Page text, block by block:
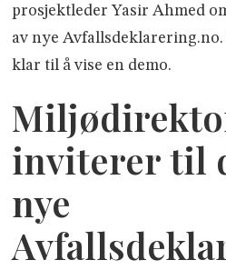
prosjektleder Yasir Ahmed
av nye
klar til å vise en demo.
inviterer til
nye